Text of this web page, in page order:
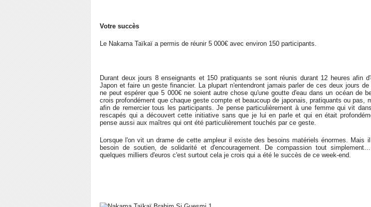
Votre succès
Le Nakama Taïkaï a permis de réunir 5 000€ avec environ 150 participants.
Durant deux jours 8 enseignants et 150 pratiquants se sont réunis durant 12 heures afin
Japon et faire un geste financier. La plupart n'entendront jamais parler de ces deux jours de
ne peut espérer que 5 000€ ne soient autre chose qu'une goutte d'eau dans un océan de
crois profondément que chaque geste compte et beaucoup de japonais, pratiquants ou pas,
afin de remercier tous les participants. Je pense particulièrement à une femme qui vit
rescapés qui a découvert cette initiative sans que je lui en parle et qui en était
pense aussi aux maîtres qui ont été particulièrement touchés par ce geste.
Lorsque l'on vit un drame de cette ampleur il existe des besoins matériels énormes. Mais
besoin de soutien, de solidarité et d'encouragement. De compassion tout
quelques milliers d'euros c'est surtout cela je crois qui a été le succès de ce week-end.